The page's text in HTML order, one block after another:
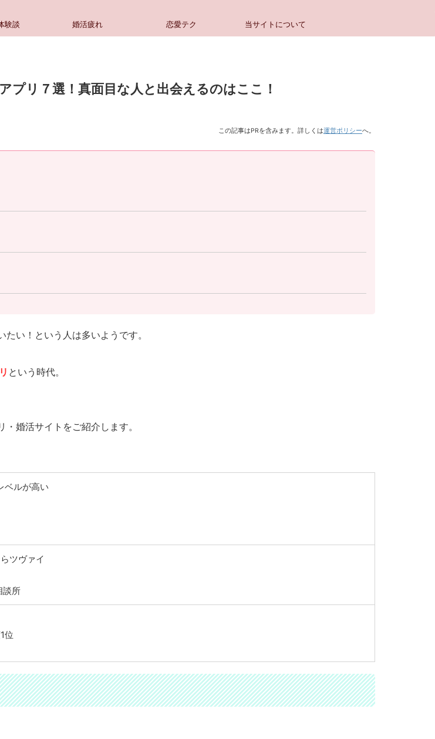
験談 婚活疲れ 恋愛テク 当サイトについて
リ７選！真面目な人と出会えるのはここ！
この記事はPRを含みます。詳しくは運営ポリシーへ。
い！という人は多いようです。
という時代。
婚活サイトをご紹介します。
ベルが高い
ツヴァイ
談所
位